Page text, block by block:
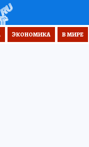
ЭКОНОМИКА В МИРЕ